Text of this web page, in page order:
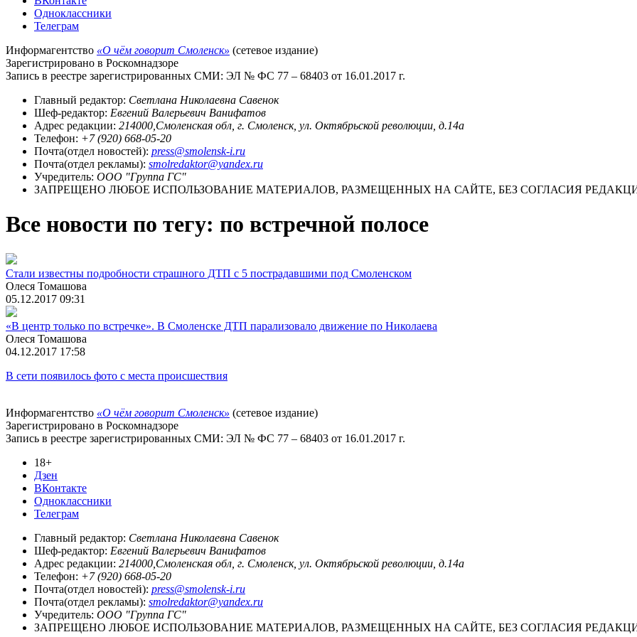
Одноклассники
Телеграм
Информагентство «О чём говорит Смоленск» (сетевое издание)
Зарегистрировано в Роскомнадзоре
Запись в реестре зарегистрированных СМИ: ЭЛ № ФС 77 – 68403 от 16.01.2017 г.
Главный редактор: Светлана Николаевна Савенок
Шеф-редактор: Евгений Валерьевич Ванифатов
Адрес редакции: 214000,Смоленская обл, г. Смоленск, ул. Октябрьской революции, д.14а
Телефон: +7 (920) 668-05-20
Почта(отдел новостей): press@smolensk-i.ru
Почта(отдел рекламы): smolredaktor@yandex.ru
Учредитель: ООО "Группа ГС"
ЗАПРЕЩЕНО ЛЮБОЕ ИСПОЛЬЗОВАНИЕ МАТЕРИАЛОВ, РАЗМЕЩЕННЫХ НА САЙТЕ, БЕЗ СОГЛАСИЯ
Все новости по тегу: по встречной полосе
Стали известны подробности страшного ДТП с 5 пострадавшими под Смоленском
Олеся Томашова
05.12.2017 09:31
«В центр только по встречке». В Смоленске ДТП парализовало движение по Николаева
Олеся Томашова
04.12.2017 17:58
В сети появилось фото с места происшествия
Информагентство «О чём говорит Смоленск» (сетевое издание)
Зарегистрировано в Роскомнадзоре
Запись в реестре зарегистрированных СМИ: ЭЛ № ФС 77 – 68403 от 16.01.2017 г.
18+
Дзен
ВКонтакте
Одноклассники
Телеграм
Главный редактор: Светлана Николаевна Савенок
Шеф-редактор: Евгений Валерьевич Ванифатов
Адрес редакции: 214000,Смоленская обл, г. Смоленск, ул. Октябрьской революции, д.14а
Телефон: +7 (920) 668-05-20
Почта(отдел новостей): press@smolensk-i.ru
Почта(отдел рекламы): smolredaktor@yandex.ru
Учредитель: ООО "Группа ГС"
ЗАПРЕЩЕНО ЛЮБОЕ ИСПОЛЬЗОВАНИЕ МАТЕРИАЛОВ, РАЗМЕЩЕННЫХ НА САЙТЕ, БЕЗ СОГЛАСИЯ